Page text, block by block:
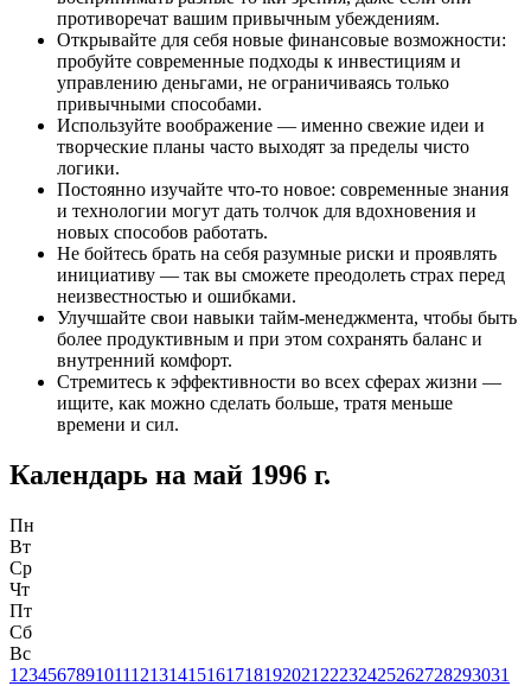
противоречат вашим привычным убеждениям.
Открывайте для себя новые финансовые возможности:
пробуйте современные подходы к инвестициям и
управлению деньгами, не ограничиваясь только
привычными способами.
Используйте воображение — именно свежие идеи и
творческие планы часто выходят за пределы чисто
логики.
Постоянно изучайте что-то новое: современные знания
и технологии могут дать толчок для вдохновения и
новых способов работать.
Не бойтесь брать на себя разумные риски и проявлять
инициативу — так вы сможете преодолеть страх перед
неизвестностью и ошибками.
Улучшайте свои навыки тайм-менеджмента, чтобы быть
более продуктивным и при этом сохранять баланс и
внутренний комфорт.
Стремитесь к эффективности во всех сферах жизни —
ищите, как можно сделать больше, тратя меньше
времени и сил.
Календарь на май 1996 г.
Пн
Вт
Ср
Чт
Пт
Сб
Вс
1 23456789101112131415161718192021 22232425262728293031